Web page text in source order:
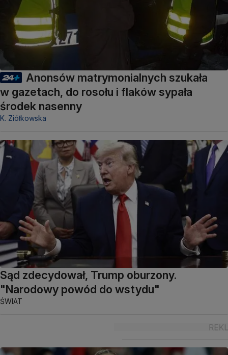
Anonsów matrymonialnych szukała
w gazetach, do rosołu i flaków sypała
środek nasenny
K. Ziółkowska
Sąd zdecydował, Trump oburzony.
"Narodowy powód do wstydu"
ŚWIAT